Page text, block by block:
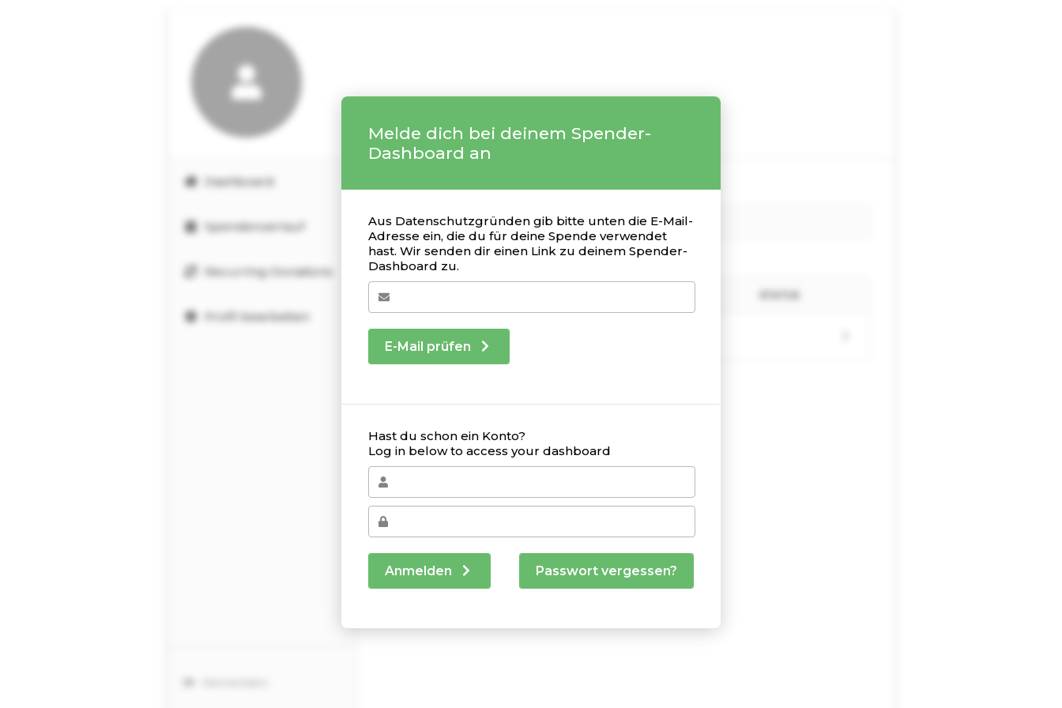
Melde dich bei deinem Spender-
Dashboard an
Aus Datenschutzgründen gib bitte unten die E-Mail-
Adresse ein, die du für deine Spende verwendet
hast. Wir senden dir einen Link zu deinem Spender-
Dashboard zu.
E-Mail prüfen
Hast du schon ein Konto?
Log in below to access your dashboard
Anmelden Passwort vergessen?
Dashboard
Spendenverlauf
Recurring Donations
Profil bearbeiten
Your Giving Stats
Kürzliche Spenden